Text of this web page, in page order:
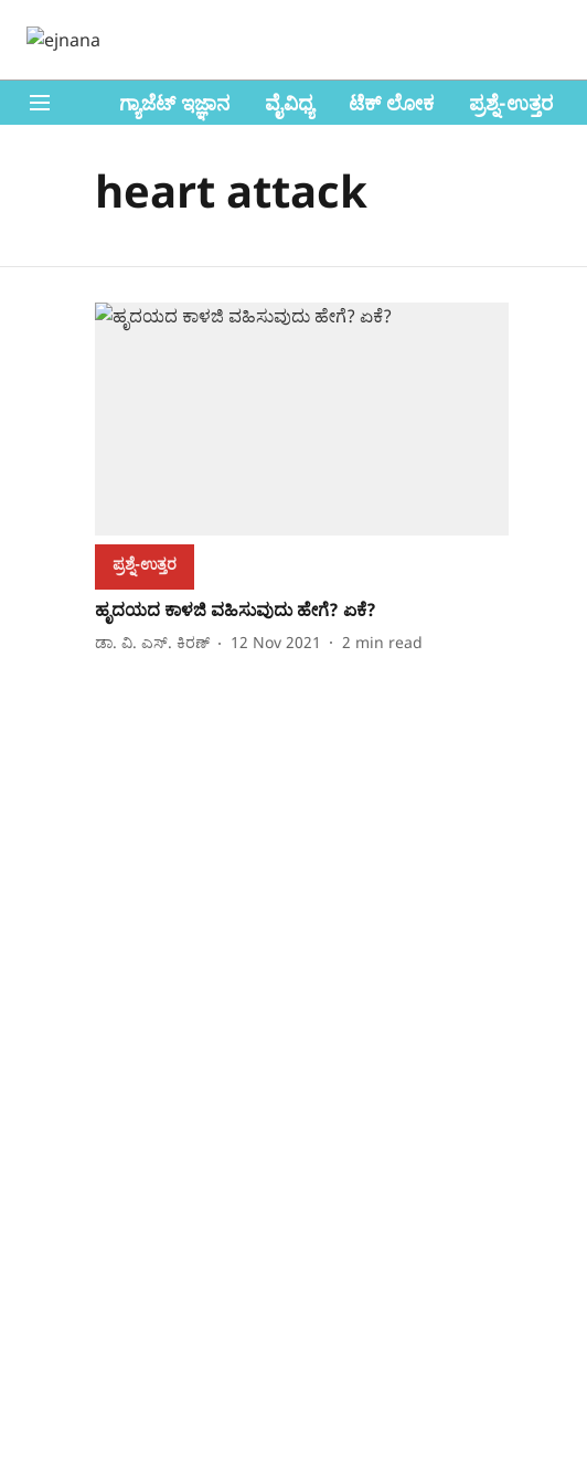
ಗ್ಯಾಜೆಟ್ ಇಜ್ಞಾನ ವೈವಿಧ್ಯ ಟೆಕ್ ಲೋಕ ಪ್ರಶ್ನೆ-ಉತ್ತರ
heart attack
ಪ್ರಶ್ನೆ-ಉತ್ತರ
ಹೃದಯದ ಕಾಳಜಿ ವಹಿಸುವುದು ಹೇಗೆ? ಏಕೆ?
ಡಾ. ವಿ. ಎಸ್. ಕಿರಣ್ 12 Nov 2021 2 min read